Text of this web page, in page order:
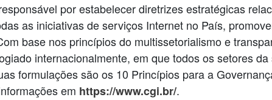
por estabelecer diretrizes estratégicas
as iniciativas de serviços Internet no País,
base nos princípios do multissetorialismo e
internacionalmente, em que todos os setores
formulações são os 10 Princípios para a
em https://www.cgi.br/.